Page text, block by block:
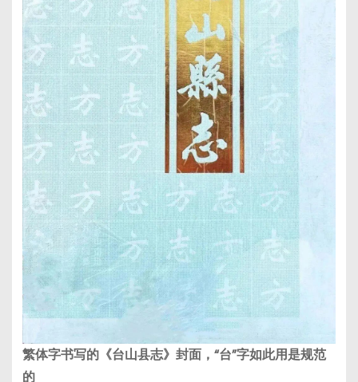
繁体字书写的《台山县志》封面，“台”字如此用是规范
的